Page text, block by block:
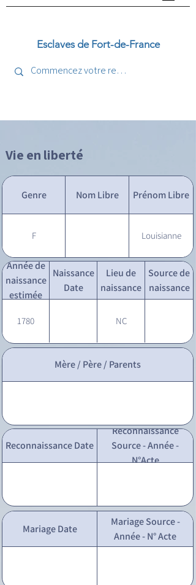
Esclaves de Fort-de-France
Vie en liberté
Genre Nom Libre Prénom Libre
F Louisianne
Année de
naissance
estimée
Naissance
Date
Lieu de
naissance
Source de
naissance
1780 NC
Mère / Père / Parents
Reconnaissance Date
Reconnaissance
Source - Année -
N°Acte
Mariage Date
Mariage Source -
Année - N° Acte